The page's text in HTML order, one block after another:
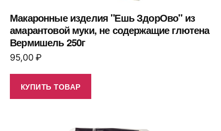
Макаронные изделия "Ешь ЗдорОво" из
амарантовой муки, не содержащие глютена
Вермишель 250г
95,00₽
КУПИТЬ ТОВАР